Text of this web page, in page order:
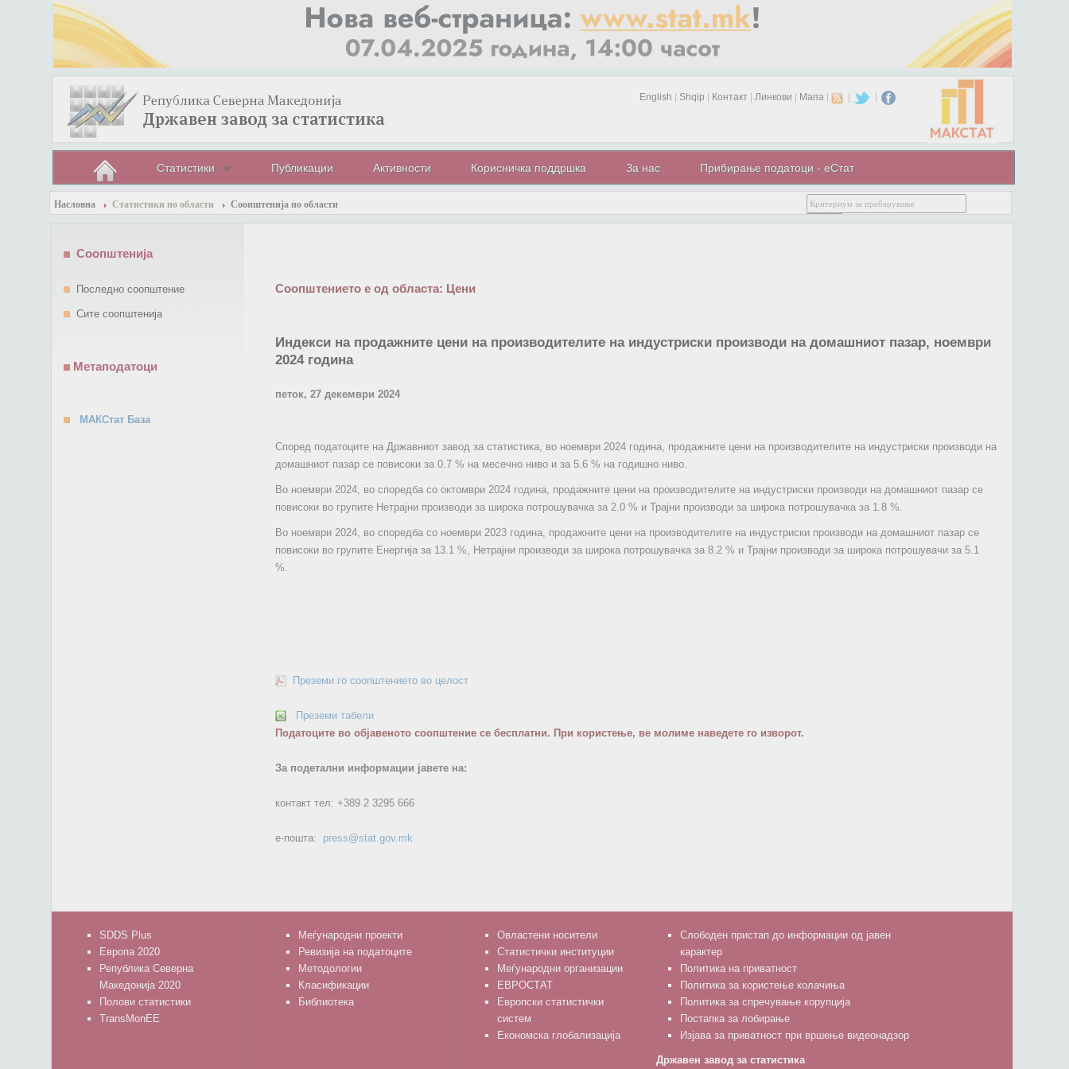
English Shqip Контакт Линкови Мапа| | |
Статистики Публикации Активности Корисничка поддршка За нас Прибирање податоци - еСтат
Насловна Статистики по области Соопштенија по области
Соопштението е од областа: Цени
Индекси на продажните цени на производителите на индустриски производи на домашниот пазар, ноември
2024 година
петок, 27 декември 2024
Според податоците на Државниот завод за статистика, во ноември 2024 година, продажните цени на производителите на индустриски производи на
домашниот пазар се повисоки за 0.7 % на месечно ниво и за 5.6 % на годишно ниво.
Во ноември 2024, во споредба со октомври 2024 година, продажните цени на производителите на индустриски производи на домашниот пазар се
повисоки во групите Нетрајни производи за широка потрошувачка за 2.0 % и Трајни производи за широка потрошувачка за 1.8 %.
Во ноември 2024, во споредба со ноември 2023 година, продажните цени на производителите на индустриски производи на домашниот пазар се
повисоки во групите Енергија за 13.1 %, Нетрајни производи за широка потрошувачка за 8.2 % и Трајни производи за широка потрошувачи за 5.1
%.
Преземи го соопштението во целост
Преземи табели
Податоците во објавеното соопштение се бесплатни. При користење, ве молиме наведете го изворот.
За подетални информации јавете на:
контакт тел: +389 2 3295 666
е-пошта: press@stat.gov.mk
Соопштенија
Последно соопштение
Сите соопштенија
Метаподатоци
МАКСтат База
SDDS Plus
Европа 2020
Република Северна
Македонија 2020
Полови статистики
TransMonEE
Меѓународни проекти
Ревизија на податоците
Методологии
Класификации
Библиотека
Овластени носители
Статистички институции
Меѓународни организации
ЕВРОСТАТ
Европски статистички
систем
Економска глобализација
Слободен пристап до информации од јавен
карактер
Политика на приватност
Политика за користење колачиња
Политика за спречување корупција
Постапка за лобирање
Изјава за приватност при вршење видеонадзор
Државен завод за статистика